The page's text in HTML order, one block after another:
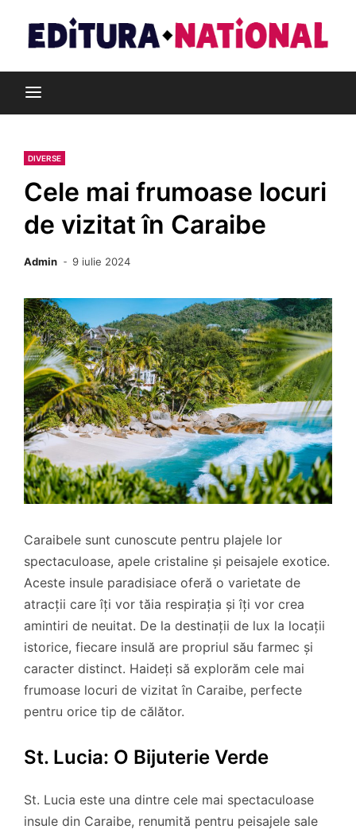
content
Editura Național
DIVERSE
Cele mai frumoase locuri
de vizitat în Caraibe
Admin 9 iulie 2024
Caraibele sunt cunoscute pentru plajele lor
spectaculoase, apele cristaline și peisajele exotice.
Aceste insule paradisiace oferă o varietate de
atracții care îți vor tăia respirația și îți vor crea
amintiri de neuitat. De la destinații de lux la locații
istorice, fiecare insulă are propriul său farmec și
caracter distinct. Haideți să explorăm cele mai
frumoase locuri de vizitat în Caraibe, perfecte
pentru orice tip de călător.
St. Lucia: O Bijuterie Verde
St. Lucia este una dintre cele mai spectaculoase
insule din Caraibe, renumită pentru peisajele sale